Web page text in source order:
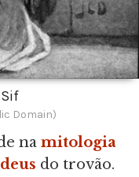
Domain)
na mitologia
deus do trovão.